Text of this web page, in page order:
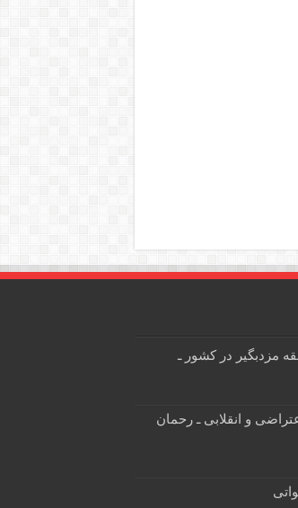
مزدبگیر در کشور ـ
و انقلابی ـ رحمان